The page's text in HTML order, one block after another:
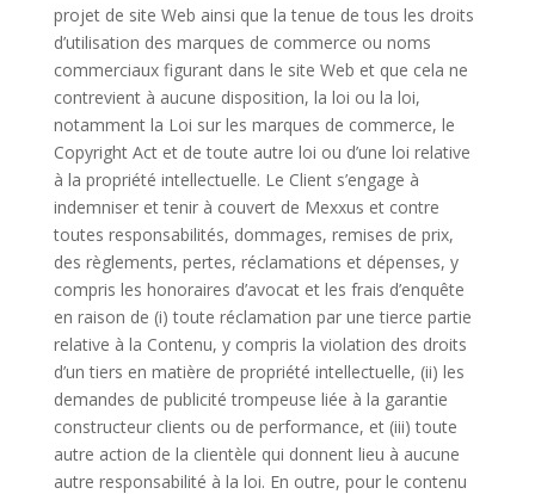
projet de site Web ainsi que la tenue de tous les droits
d’utilisation des marques de commerce ou noms
commerciaux figurant dans le site Web et que cela ne
contrevient à aucune disposition, la loi ou la loi,
notamment la Loi sur les marques de commerce, le
Copyright Act et de toute autre loi ou d’une loi relative
à la propriété intellectuelle. Le Client s’engage à
indemniser et tenir à couvert de Mexxus et contre
toutes responsabilités, dommages, remises de prix,
des règlements, pertes, réclamations et dépenses, y
compris les honoraires d’avocat et les frais d’enquête
en raison de (i) toute réclamation par une tierce partie
relative à la Contenu, y compris la violation des droits
d’un tiers en matière de propriété intellectuelle, (ii) les
demandes de publicité trompeuse liée à la garantie
constructeur clients ou de performance, et (iii) toute
autre action de la clientèle qui donnent lieu à aucune
autre responsabilité à la loi. En outre, pour le contenu